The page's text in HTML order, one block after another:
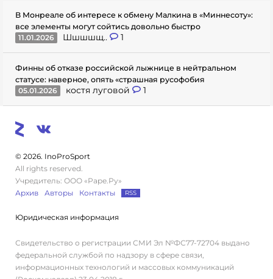
В Монреале об интересе к обмену Малкина в «Миннесоту»:
все элементы могут сойтись довольно быстро
11.01.2026
Шшшшщ.. 1
Финны об отказе российской лыжнице в нейтральном
статусе: наверное, опять «страшная русофобия
05.01.2026
костя луговой 1
© 2026. InoProSport
All rights reserved.
Учредитель: ООО «Раре.Ру»
Архив
Авторы Контакты RSS
Юридическая информация
Свидетельство о регистрации СМИ Эл №ФС77-72704 выдано
федеральной службой по надзору в сфере связи,
информационных технологий и массовых коммуникаций